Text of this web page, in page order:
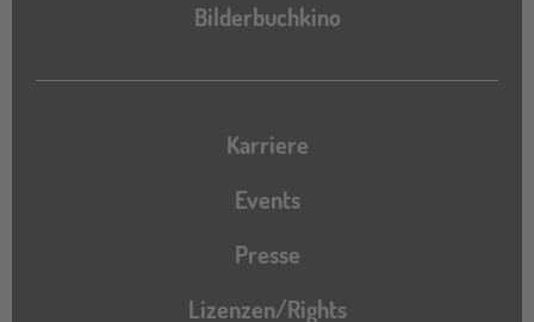
Bilderbuchkino
Karriere
Events
Presse
Lizenzen/Rights